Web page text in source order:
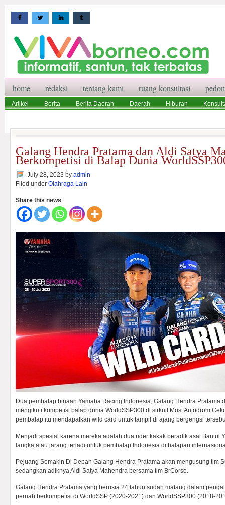
home redaksi tentang kami ruang konsultasi
Artikel Berita Berita Daerah Daerah Hiburan
Galang Hendra Pratama dan Aldi Satya
Berkompetisi di Balap Dunia
July 28, 2023 by admin
Filed under Olahraga Lain
Share this news
Dua pembalap binaan Yamaha Racing Indonesia, Galang Hendra Pratama
mengikuti kompetisi balap dunia WorldSSP300 di sirkuit Most Autodrom
pembalap itu mendapatkan wild card untuk tampil di ajang bergengsi
Menjadi spesial karena mereka adalah dua rider kakak beradik asal Bantul
langka atau jarang terjadi untuk pembalap Indonesia di balapan
Pejuang Semakin Di Depan Galang Hendra Pratama akan mengusung tim
sedangkan adiknya Aldi Satya Mahendra bersama tim BrCorse.
Galang Hendra Pratama yang berusia 24 tahun sudah matang dalam
pernah berkompetisi di WorldSSP (2020-2021) dan WorldSSP300 (2018-